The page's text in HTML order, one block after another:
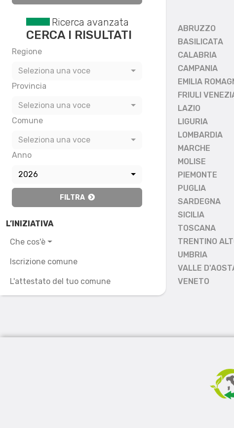
Ricerca avanzata
CERCA I RISULTATI
Regione
Seleziona una voce
Provincia
Seleziona una voce
Comune
Seleziona una voce
Anno
2026
FILTRA
L’INIZIATIVA
Che cos'è
Iscrizione comune
L'attestato del tuo comune
ABRUZZO
BASILICATA
CALABRIA
CAMPANIA
EMILIA
FRIULI
LAZIO
LIGURIA
LOMBARDIA
MARCHE
MOLISE
PIEMONTE
PUGLIA
SARDEGNA
SICILIA
TOSCANA
TRENTINO
UMBRIA
VALLE
VENETO